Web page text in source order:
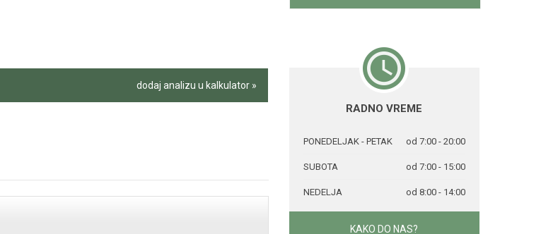
dodaj analizu u kalkulator »
RADNO VREME
PONEDELJAK - PETAK od 7:00 - 20:00
SUBOTA od 7:00 - 15:00
NEDELJA od 8:00 - 14:00
KAKO DO NAS?